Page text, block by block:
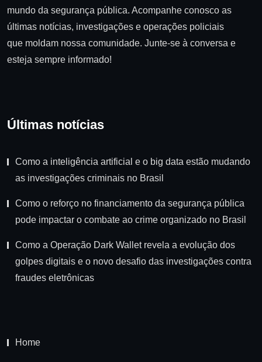
mundo da segurança pública. Acompanhe conosco as
últimas notícias, investigações e operações policiais
que moldam nossa comunidade. Junte-se à conversa e
esteja sempre informado!
Últimas notícias
Como a inteligência artificial e o big data estão mudando
as investigações criminais no Brasil
Como o reforço no financiamento da segurança pública
pode impactar o combate ao crime organizado no Brasil
Como a Operação Dark Wallet revela a evolução dos
golpes digitais e o novo desafio das investigações contra
fraudes eletrônicas
Home